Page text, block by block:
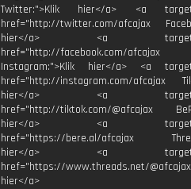
Twitter:">Klik hier</a> <a
href="http://twitter.com/afcajax
hier</a> <a
href="http://facebook.com/afcajax
Instagram:">Klik hier</a> <a
href="http://instagram.com/afcajax
hier</a> <a
href="http://tiktok.com/@afcajax
hier</a> <a
href="https://bere.al/afcajax
hier</a> <a
href="https://www.threads.net/
hier</a>